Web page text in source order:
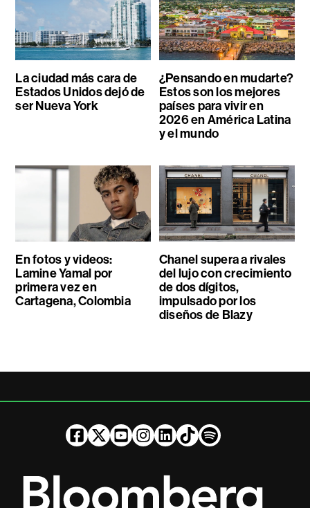
La ciudad más cara de
Estados Unidos dejó de
ser Nueva York
¿Pensando en mudarte?
Estos son los mejores
países para vivir en
2026 en América Latina
y el mundo
En fotos y videos:
Lamine Yamal por
primera vez en
Cartagena, Colombia
Chanel supera a rivales
del lujo con crecimiento
de dos dígitos,
impulsado por los
diseños de Blazy